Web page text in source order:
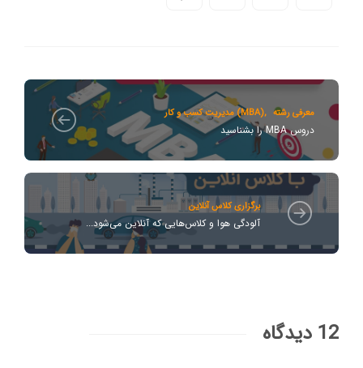
مدیریت کسب و کار (MBA), معرفی رشته
دروس MBA را بشناسید
برگزاری کلاس آنلاین
آلودگی هوا و کلاس‌هایی که آنلاین می‌شود...
12 دیدگاه